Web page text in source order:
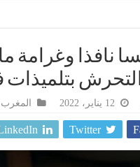
نافذا وغرامة
بتلميذات
12 يناير، 2022 المغرب
Twitter